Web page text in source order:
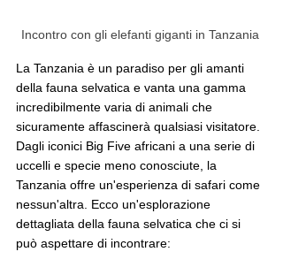
Incontro con gli elefanti giganti in Tanzania
La Tanzania è un paradiso per gli amanti
della fauna selvatica e vanta una gamma
incredibilmente varia di animali che
sicuramente affascinerà qualsiasi visitatore.
Dagli iconici Big Five africani a una serie di
uccelli e specie meno conosciute, la
Tanzania offre un'esperienza di safari come
nessun'altra. Ecco un'esplorazione
dettagliata della fauna selvatica che ci si
può aspettare di incontrare: